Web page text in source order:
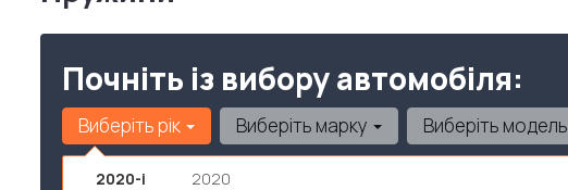
Почніть із вибору автомобіля:
Виберіть рік
2020-і
2020
Виберіть марку Виберіть модель